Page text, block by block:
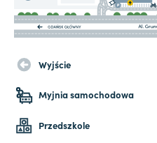
Wyjście
Myjnia samochodowa
Przedszkole